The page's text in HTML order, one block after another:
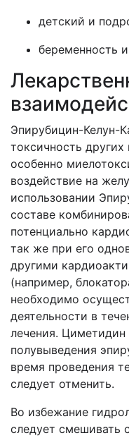
детский и
беременность
Эпирубицин-Келун-
токсичность
особенно
воздействие на
использовании
составе
потенциально
так же при его
другими
(например,
необходимо
деятельности в
лечения. Циметидин
полувыведения
время проведения
следует отменить.
Во избежание
следует смешивать